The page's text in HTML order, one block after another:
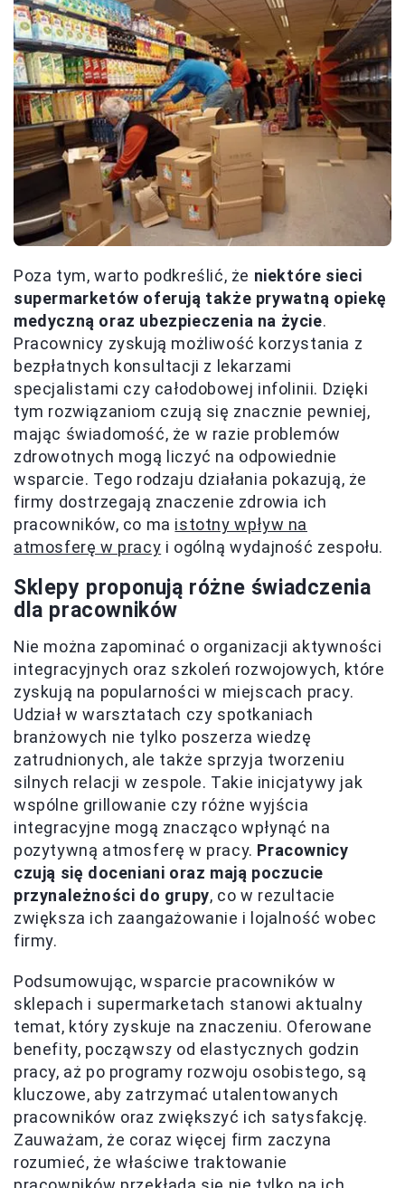
Poza tym, warto podkreślić, że niektóre sieci
supermarketów oferują także prywatną opiekę
medyczną oraz ubezpieczenia na życie.
Pracownicy zyskują możliwość korzystania z
bezpłatnych konsultacji z lekarzami
specjalistami czy całodobowej infolinii. Dzięki
tym rozwiązaniom czują się znacznie pewniej,
mając świadomość, że w razie problemów
zdrowotnych mogą liczyć na odpowiednie
wsparcie. Tego rodzaju działania pokazują, że
firmy dostrzegają znaczenie zdrowia ich
pracowników, co ma istotny wpływ na
atmosferę w pracy i ogólną wydajność zespołu.
Sklepy proponują różne świadczenia
dla pracowników
Nie można zapominać o organizacji aktywności
integracyjnych oraz szkoleń rozwojowych, które
zyskują na popularności w miejscach pracy.
Udział w warsztatach czy spotkaniach
branżowych nie tylko poszerza wiedzę
zatrudnionych, ale także sprzyja tworzeniu
silnych relacji w zespole. Takie inicjatywy jak
wspólne grillowanie czy różne wyjścia
integracyjne mogą znacząco wpłynąć na
pozytywną atmosferę w pracy. Pracownicy
czują się doceniani oraz mają poczucie
przynależności do grupy, co w rezultacie
zwiększa ich zaangażowanie i lojalność wobec
firmy.
Podsumowując, wsparcie pracowników w
sklepach i supermarketach stanowi aktualny
temat, który zyskuje na znaczeniu. Oferowane
benefity, począwszy od elastycznych godzin
pracy, aż po programy rozwoju osobistego, są
kluczowe, aby zatrzymać utalentowanych
pracowników oraz zwiększyć ich satysfakcję.
Zauważam, że coraz więcej firm zaczyna
rozumieć, że właściwe traktowanie